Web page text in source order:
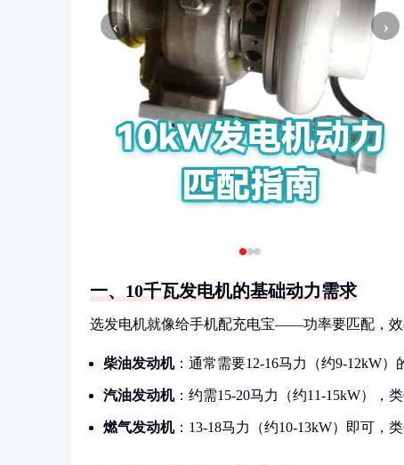
‹ ›
一、10千瓦发电机的基础动力需求
选发电机就像给手机配充电宝——功率要匹配，效
柴油发动机：通常需要12-16马力（约9-12kW
汽油发动机：约需15-20马力（约11-15kW），
燃气发动机：13-18马力（约10-13kW）即可，